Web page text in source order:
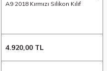
A9 2018 Kırmızı Silikon Kılıf
4.920,00 TL